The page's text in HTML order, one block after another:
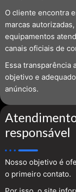
O cliente encontra
marcas
equipamentos
canais oficiais de
Essa transparência
objetivo e
anúncios.
responsável
Nosso objetivo é
o primeiro contato.